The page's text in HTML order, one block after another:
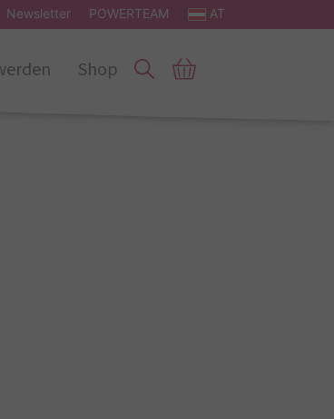
Newsletter POWERTEAM AT
Shop